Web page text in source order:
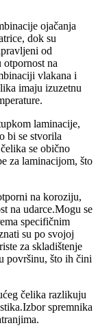
ojačanja
dok su
od
otpornost na
vlakana i
imaju izuzetnu
laminacije,
bi se stvorila
se obično
za laminacijom, što
na koroziju,
na udarce.Mogu se
specifičnim
su po svojoj
za skladištenje
površinu, što ih čini
čelika razlikuju
spremnika